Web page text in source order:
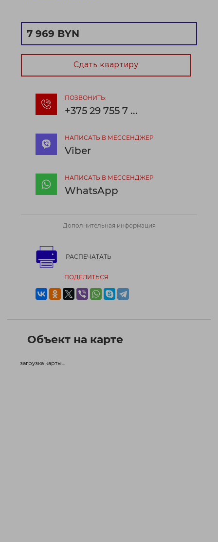
7 969 BYN
Сдать квартиру
ПОЗВОНИТЬ:
+375 29 755 7 ...
НАПИСАТЬ В МЕССЕНДЖЕР
Viber
НАПИСАТЬ В МЕССЕНДЖЕР
WhatsApp
Дополнительная информация
РАСПЕЧАТАТЬ
ПОДЕЛИТЬСЯ
Объект на карте
загрузка карты...